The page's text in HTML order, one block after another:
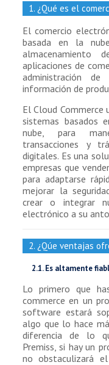
1. ¿Qué es el
El comercio
basada en la
aplicaciones de
administración
información de
El Cloud
sistemas basados
nube, para
transacciones y
digitales. Es una
empresas que
para adaptarse
mejorar la
crear o integrar
electrónico a su
2. ¿Qúe ventajas
2.1. Es altamente
Lo primero que
commerce en un
software estará
algo que lo hace
diferencia de lo
Premiss, si hay un
no obstaculizará